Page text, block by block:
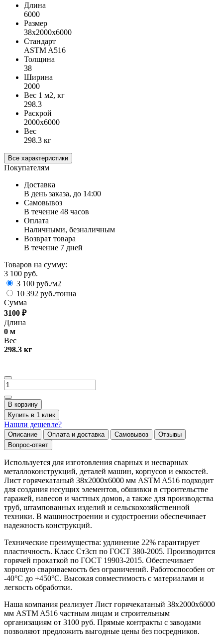
Длина
6000
Размер
38х2000х6000
Стандарт
ASTM A516
Толщина
38
Ширина
2000
Вес 1 м2, кг
298.3
Раскрой
2000х6000
Вес
298.3 кг
Все характеристики
Покупателям
Доставка
В день заказа, до 14:00
Самовывоз
В течение 48 часов
Оплата
Наличными, безналичным
Возврат товара
В течение 7 дней
Товаров на сумму:
3 100 руб.
3 100 руб./м2
10 392 руб./тонна
Сумма
3100 ₽
Длина
0 м
Вес
298.3 кг
В корзину
Купить в 1 клик
Нашли дешевле?
Описание Оплата и доставка Самовывоз
Отзывы
Вопрос-ответ
Используется для изготовления сварных и несварных
металлоконструкций, деталей машин, корпусов и емкостей.
Лист горячекатаный 38х2000х6000 мм ASTM A516 подходит
для создания несущих элементов, обшивки в строительстве
гаражей, навесов и частных домов, а также для производства
труб, штампованных изделий и сельскохозяйственной
техники. В машиностроении и судостроении обеспечивает
надежность конструкций.
Технические преимущества: удлинение 22% гарантирует
пластичность. Класс Ст3сп по ГОСТ 380-2005. Производится
горячей прокаткой по ГОСТ 19903-2015. Обеспечивает
хорошую свариваемость без ограничений. Работоспособен от
-40°C до +450°C. Высокая совместимость с материалами и
легкость обработки.
Наша компания реализует Лист горячекатаный 38х2000х6000
мм ASTM A516 частным лицам и строительным
организациям от 3100 руб. Прямые контракты с заводами
позволяют предложить выгодные цены без посредников.